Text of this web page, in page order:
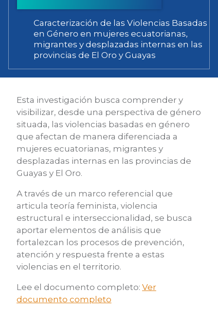
Caracterización de las Violencias Basadas
en Género en mujeres ecuatorianas,
migrantes y desplazadas internas en las
provincias de El Oro y Guayas
Esta investigación busca comprender y
visibilizar, desde una perspectiva de género
situada, las violencias basadas en género
que afectan de manera diferenciada a
mujeres ecuatorianas, migrantes y
desplazadas internas en las provincias de
Guayas y El Oro.
A través de un marco referencial que
articula teoría feminista, violencia
estructural e interseccionalidad, se busca
aportar elementos de análisis que
fortalezcan los procesos de prevención,
atención y respuesta frente a estas
violencias en el territorio.
Lee el documento completo: Ver
documento completo